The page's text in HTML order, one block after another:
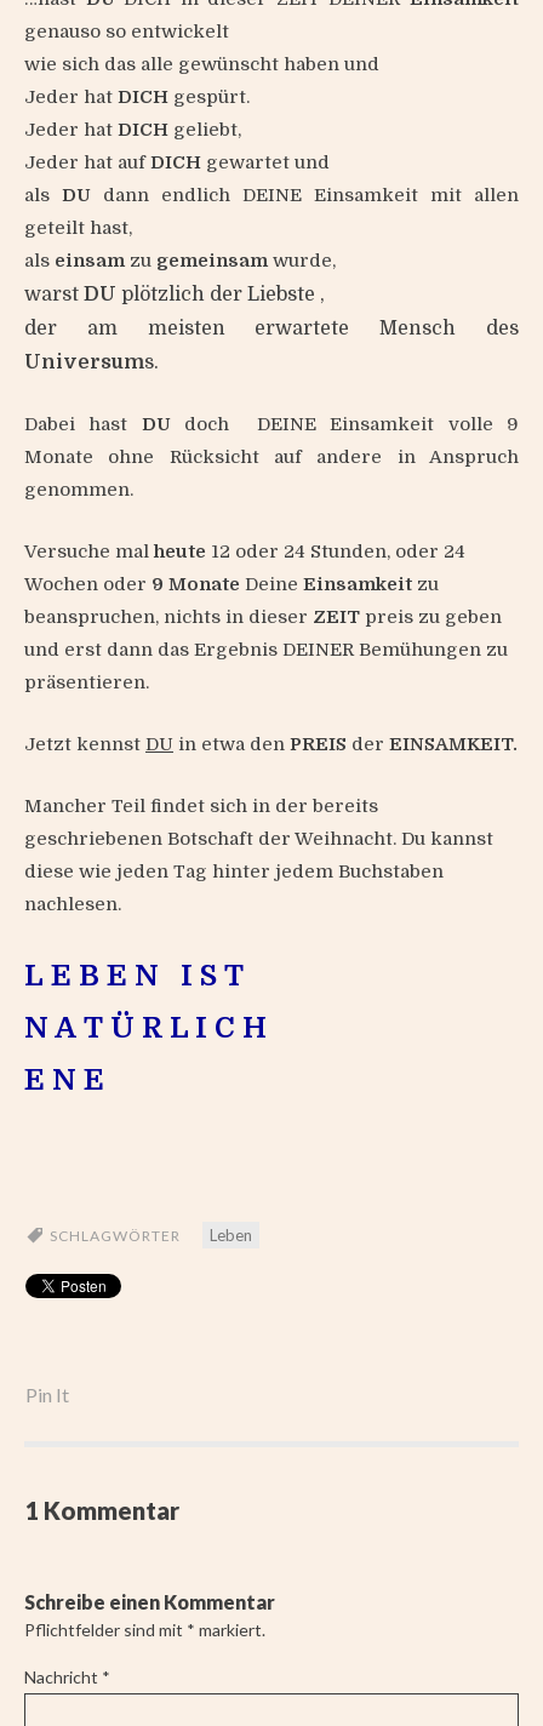
genauso so entwickelt
wie sich das alle gewünscht haben und
Jeder hat DICH gespürt.
Jeder hat DICH geliebt,
Jeder hat aufDICH gewartet und
als DU dann endlich DEINE Einsamkeit mit allen
geteilt hast,
als einsamzu gemeinsamwurde,
warst DU plötzlich der Liebste ,
der am meisten erwartete Mensch des
Universums.
Dabei hast DUdoch DEINE Einsamkeit volle 9
Monate ohne Rücksicht auf andere in Anspruch
genommen.
Versuche malheute 12 oder 24 Stunden, oder 24
Wochen oder 9 Monate Deine Einsamkeit zu
beanspruchen, nichts in dieser ZEIT preis zu geben
und erst dann das Ergebnis DEINER Bemühungen zu
präsentieren.
Jetzt kennst DU in etwa den PREIS der EINSAMKEIT.
Mancher Teil findet sich in der bereits
geschriebenen Botschaft der Weihnacht. Du kannst
diese wie jeden Tag hinter jedem Buchstaben
nachlesen.
L E B E N I S T
N A T Ü R L I C H
E N E
SCHLAGWÖRTER Leben
Pin It
1 Kommentar
Schreibe einen Kommentar
Pflichtfelder sind mit * markiert.
Nachricht *